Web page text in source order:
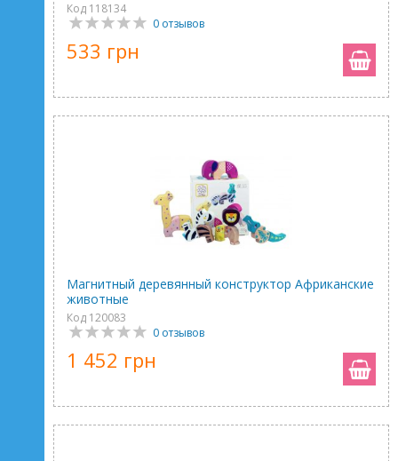
Код 118134
0 отзывов
533 грн
Магнитный деревянный конструктор Африканские
животные
Код 120083
0 отзывов
1 452 грн